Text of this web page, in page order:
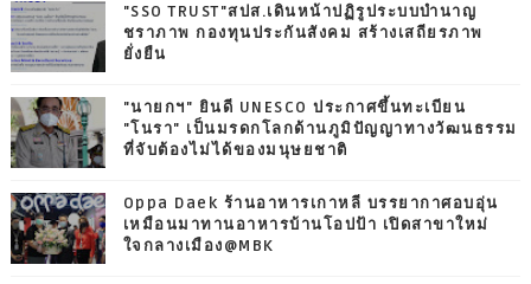
"SSO TRUST"สปส.เดินหน้าปฏิรูประบบบำนาญ
ชราภาพ กองทุนประกันสังคม สร้างเสถียรภาพ
ยั่งยืน
"นายกฯ" ยินดี UNESCO ประกาศขึ้นทะเบียน
"โนรา" เป็นมรดกโลกด้านภูมิปัญญาทางวัฒนธรรม
ที่จับต้องไม่ได้ของมนุษยชาติ
Oppa Daek ร้านอาหารเกาหลี บรรยากาศอบอุ่น
เหมือนมาทานอาหารบ้านโอปป้า เปิดสาขาใหม่
ใจกลางเมือง@MBK